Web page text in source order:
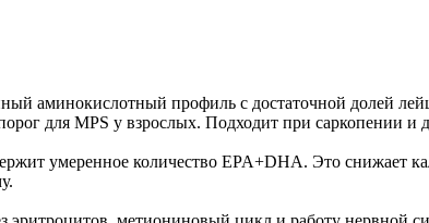
аминокислотный профиль с достаточной долей
для MPS у взрослых. Подходит при саркопении и
умеренное количество EPA+DHA. Это снижает